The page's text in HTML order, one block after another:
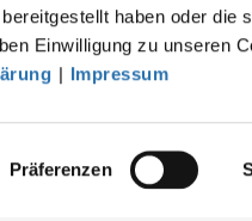
haben oder die
Einwilligung zu unseren
| Impressum
Präferenzen
der deutschen
Lewin-Platz 1, 10623 Berlin